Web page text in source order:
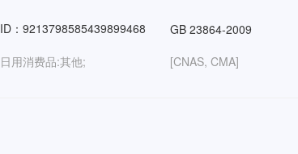
ID：9213798585439899468
日用消费品:其他;
GB 23864-2009
[CNAS, CMA]